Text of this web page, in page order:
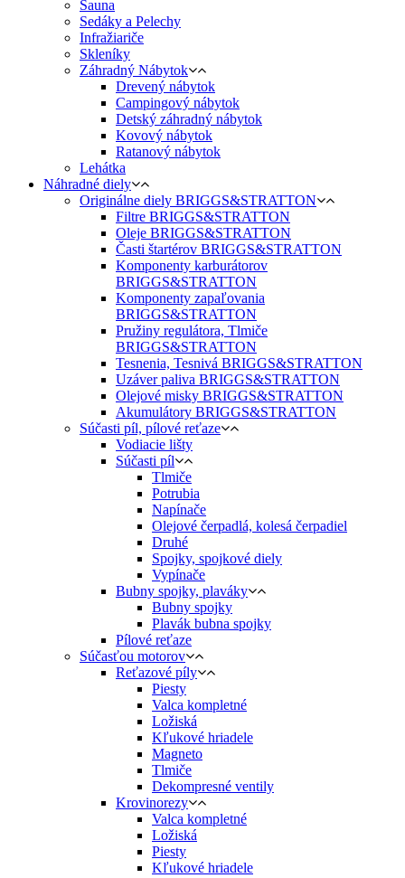
Sauna
Sedáky a Pelechy
Infražiariče
Skleníky
Záhradný Nábytok
Drevený nábytok
Campingový nábytok
Detský záhradný nábytok
Kovový nábytok
Ratanový nábytok
Lehátka
Náhradné diely
Originálne diely BRIGGS&STRATTON
Filtre BRIGGS&STRATTON
Oleje BRIGGS&STRATTON
Časti štartérov BRIGGS&STRATTON
Komponenty karburátorov
BRIGGS&STRATTON
Komponenty zapaľovania
BRIGGS&STRATTON
Pružiny regulátora, Tlmiče
BRIGGS&STRATTON
Tesnenia, Tesnivá BRIGGS&STRATTON
Uzáver paliva BRIGGS&STRATTON
Olejové misky BRIGGS&STRATTON
Akumulátory BRIGGS&STRATTON
Súčasti píl, pílové reťaze
Vodiacie lišty
Súčasti píl
Tlmiče
Potrubia
Napínače
Olejové čerpadlá, kolesá čerpadiel
Druhé
Spojky, spojkové diely
Vypínače
Bubny spojky, plaváky
Bubny spojky
Plavák bubna spojky
Pílové reťaze
Súčasťou motorov
Reťazové píly
Piesty
Valca kompletné
Ložiská
Kľukové hriadele
Magneto
Tlmiče
Dekompresné ventily
Krovinorezy
Valca kompletné
Ložiská
Piesty
Kľukové hriadele